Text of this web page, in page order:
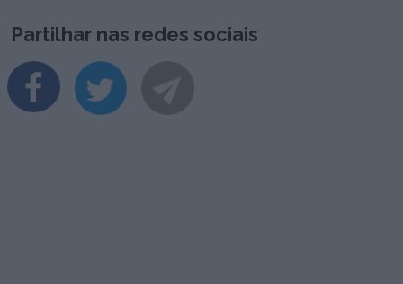
Partilhar nas redes sociais